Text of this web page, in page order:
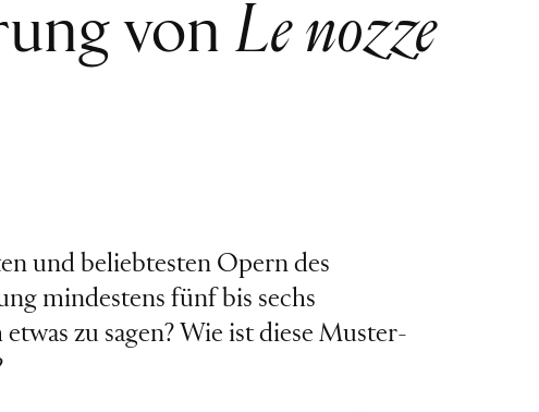
von Le nozze
und beliebtesten Opern des
mindestens fünf bis sechs
zu sagen? Wie ist diese Muster-